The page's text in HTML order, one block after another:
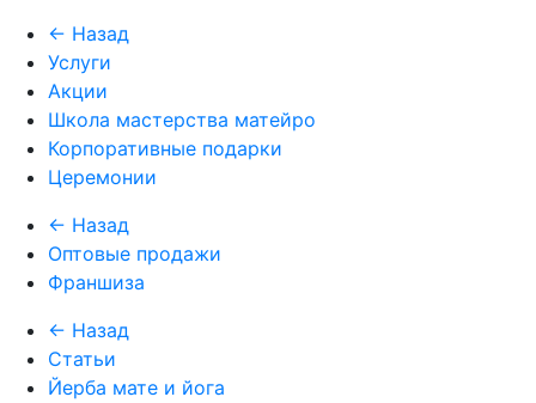
← Назад
Услуги
Акции
Школа мастерства матейро
Корпоративные подарки
Церемонии
← Назад
Оптовые продажи
Франшиза
← Назад
Статьи
Йерба мате и йога